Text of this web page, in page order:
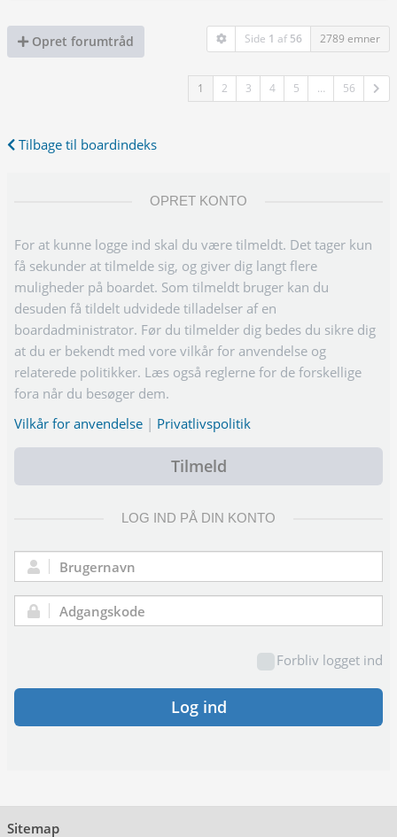
Opret forumtråd Side 1 af 56 2789 emner
1 2 3 4 5 … 56
Tilbage til boardindeks
OPRET KONTO
For at kunne logge ind skal du være tilmeldt. Det tager kun
få sekunder at tilmelde sig, og giver dig langt flere
muligheder på boardet. Som tilmeldt bruger kan du
desuden få tildelt udvidede tilladelser af en
boardadministrator. Før du tilmelder dig bedes du sikre dig
at du er bekendt med vore vilkår for anvendelse og
relaterede politikker. Læs også reglerne for de forskellige
fora når du besøger dem.
Vilkår for anvendelse | Privatlivspolitik
Tilmeld
LOG IND PÅ DIN KONTO
Brugernavn:
Adgangskode:
Forbliv logget ind
Log ind
Sitemap